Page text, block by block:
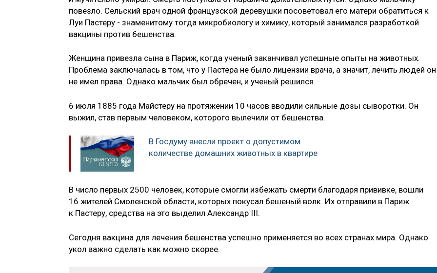
повезло. Сельский врач одной французской деревушки посоветовал его матери обратиться к
Луи Пастеру - знаменитому тогда микробиологу и химику, который занимался разработкой
вакцины против бешенства.
Женщина привезла сына в Париж, когда ученый заканчивал успешные опыты на животных.
Проблема заключалась в том, что у Пастера не было лицензии врача, а значит, лечить людей он
не имел права. Однако мальчик был обречен, и ученый решился.
6 июля 1885 года Майстеру на протяжении 10 часов вводили сильные дозы сыворотки. Он
выжил, став первым человеком, которого вылечили от бешенства.
В Госдуму внесли проект о допустимом
количестве домашних животных в квартире
В число первых 2500 человек, которые смогли избежать смерти благодаря прививке, вошли
16 жителей Смоленской области, которых покусал бешеный волк. Их отправили в Париж
к Пастеру, средства на это выделил Александр III.
Сегодня вакцина для лечения бешенства успешно применяется во всех странах мира. Однако
укол важно сделать как можно скорее.